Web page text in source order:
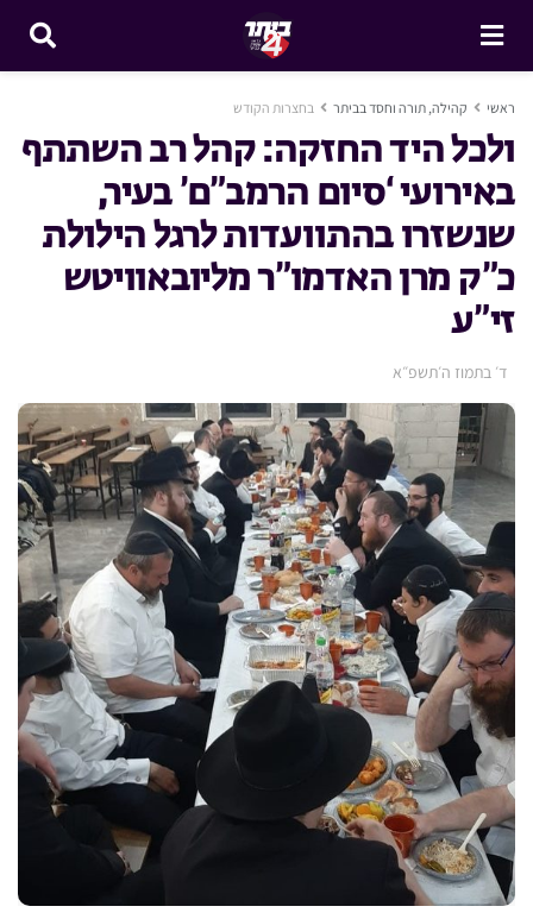
ראשי קהילה, תורה וחסד בביתר בחצרות הקודש
ולכל היד החזקה: קהל רב השתתף
באירועי ‘סיום הרמב”ם’ בעיר,
שנשזרו בהתוועדות לרגל הילולת
כ”ק מרן האדמו”ר מליובאוויטש
זי”ע
ד׳ בתמוז ה׳תשפ״א